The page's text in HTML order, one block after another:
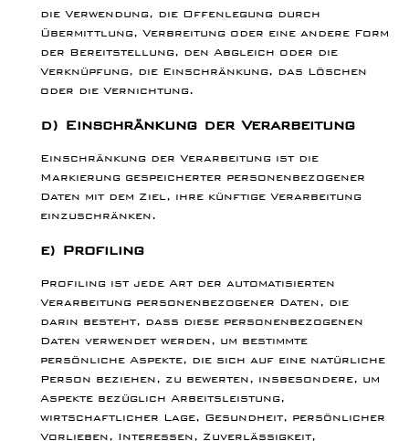
die Verwendung, die Offenlegung durch
Übermittlung, Verbreitung oder eine andere Form
der Bereitstellung, den Abgleich oder die
Verknüpfung, die Einschränkung, das Löschen
oder die Vernichtung.
d) Einschränkung der Verarbeitung
Einschränkung der Verarbeitung ist die
Markierung gespeicherter personenbezogener
Daten mit dem Ziel, ihre künftige Verarbeitung
einzuschränken.
e) Profiling
Profiling ist jede Art der automatisierten
Verarbeitung personenbezogener Daten, die
darin besteht, dass diese personenbezogenen
Daten verwendet werden, um bestimmte
persönliche Aspekte, die sich auf eine natürliche
Person beziehen, zu bewerten, insbesondere, um
Aspekte bezüglich Arbeitsleistung,
wirtschaftlicher Lage, Gesundheit, persönlicher
Vorlieben, Interessen, Zuverlässigkeit,